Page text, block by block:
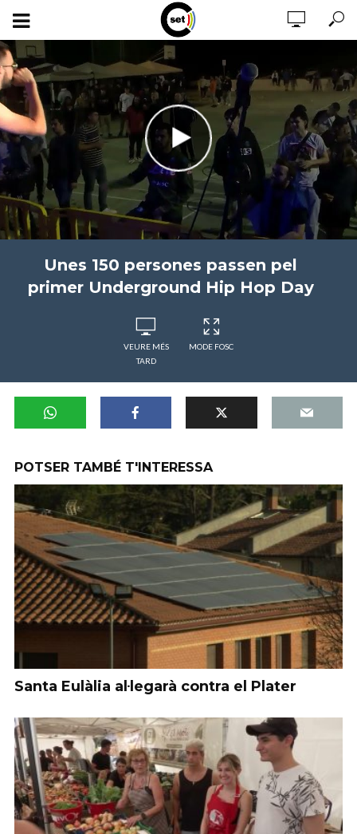
Unes 150 persones passen pel
primer Underground Hip Hop Day
VEURE MÉS
TARD
MODE FOSC
POTSER TAMBÉ T'INTERESSA
Santa Eulàlia al·legarà contra el Plater